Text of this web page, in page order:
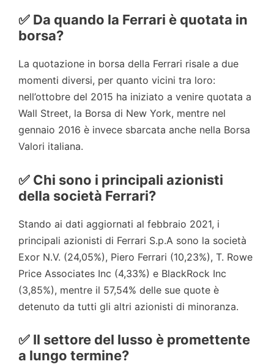
✅ Da quando la Ferrari è quotata in
borsa?
La quotazione in borsa della Ferrari risale a due
momenti diversi, per quanto vicini tra loro:
nell’ottobre del 2015 ha iniziato a venire quotata a
Wall Street, la Borsa di New York, mentre nel
gennaio 2016 è invece sbarcata anche nella Borsa
Valori italiana.
✅ Chi sono i principali azionisti
della società Ferrari?
Stando ai dati aggiornati al febbraio 2021, i
principali azionisti di Ferrari S.p.A sono la società
Exor N.V. (24,05%), Piero Ferrari (10,23%), T. Rowe
Price Associates Inc (4,33%) e BlackRock Inc
(3,85%), mentre il 57,54% delle sue quote è
detenuto da tutti gli altri azionisti di minoranza.
✅ Il settore del lusso è promettente
a lungo termine?